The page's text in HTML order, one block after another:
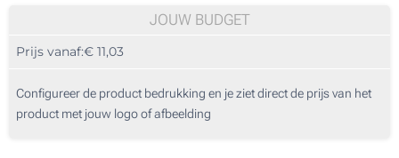
3 Kleuren (Aan een kant)
Full colour (Aan een kant)
10
50
JOUW BUDGET
Prijs vanaf:€ 11,03
Configureer de product bedrukking en je ziet direct de prijs van het
product met jouw logo of afbeelding